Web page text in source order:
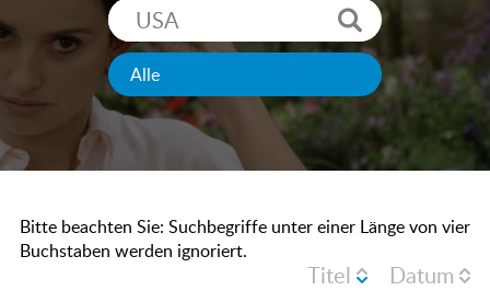
Bitte beachten Sie: Suchbegriffe unter einer Länge von vier
Buchstaben werden ignoriert.
Titel Datum